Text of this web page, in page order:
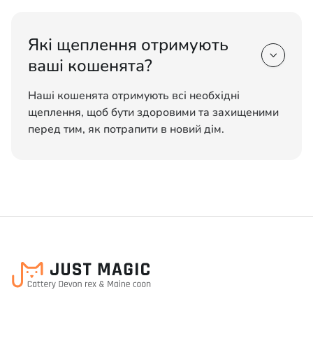
Які щеплення отримують
ваші кошенята?

Наші кошенята отримують всі необхідні
щеплення, щоб бути здоровими та захищеними
перед тим, як потрапити в новий дім.